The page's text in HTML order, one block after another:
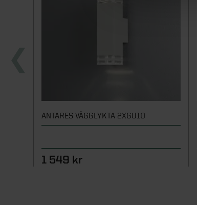
ANTARES VÄGGLYKTA 2XGU10
1 549 kr